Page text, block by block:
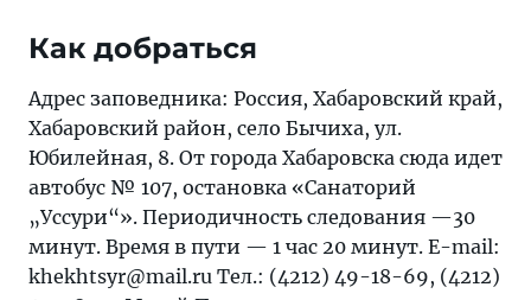
Как добраться
Адрес заповедника: Россия, Хабаровский край,
Хабаровский район, село Бычиха, ул.
Юбилейная, 8. От города Хабаровска сюда идет
автобус № 107, остановка «Санаторий
„Уссури“». Периодичность следования —30
минут. Время в пути — 1 час 20 минут. E-mail:
khekhtsyr@mail.ru Тел.: (4212) 49-18-69, (4212)